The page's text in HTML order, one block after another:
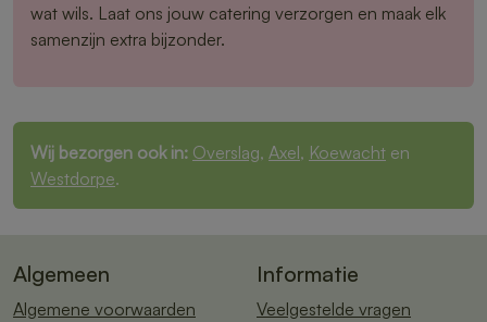
wat wils. Laat ons jouw catering verzorgen en maak elk
samenzijn extra bijzonder.
Wij bezorgen ook in: Overslag, Axel, Koewacht en
Westdorpe.
Algemeen
Algemene voorwaarden
Informatie
Veelgestelde vragen